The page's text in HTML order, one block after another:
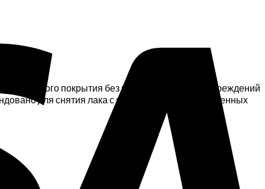
покрытия без пересушивания и повреждений
для снятия лака с натуральных и искусственных